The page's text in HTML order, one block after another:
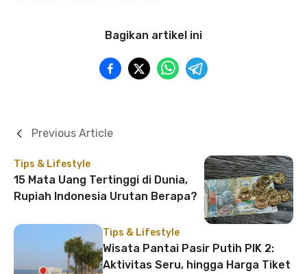
Bagikan artikel ini
Tips & Lifestyle
15 Mata Uang Tertinggi di Dunia,
Rupiah Indonesia Urutan Berapa?
Previous Article
Tips & Lifestyle
Wisata Pantai Pasir Putih PIK 2:
Aktivitas Seru, hingga Harga Tiket